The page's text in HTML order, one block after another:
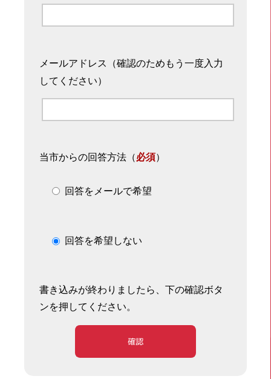
メールアドレス（確認のためもう一度入力
してください）
当市からの回答方法 （必須）
回答をメールで希望
回答を希望しない
書き込みが終わりましたら、下の確認ボタ
ンを押してください。
確認